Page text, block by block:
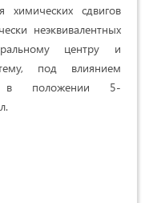
химических сдвигов
неэквивалентных
центру и
под влиянием
в положении 5-